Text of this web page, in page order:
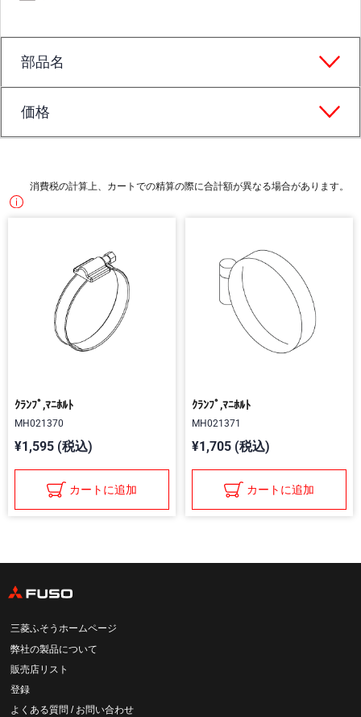
部品名
価格
消費税の計算上、カートでの精算の際に合計額が異なる場合があります。
ｸﾗﾝﾌﾟ,ﾏﾆﾎﾙﾄ
MH021370
¥1,595 (税込)
カートに追加
ｸﾗﾝﾌﾟ,ﾏﾆﾎﾙﾄ
MH021371
¥1,705 (税込)
カートに追加
三菱ふそうホームページ
弊社の製品について
販売店リスト
登録
よくある質問 / お問い合わせ